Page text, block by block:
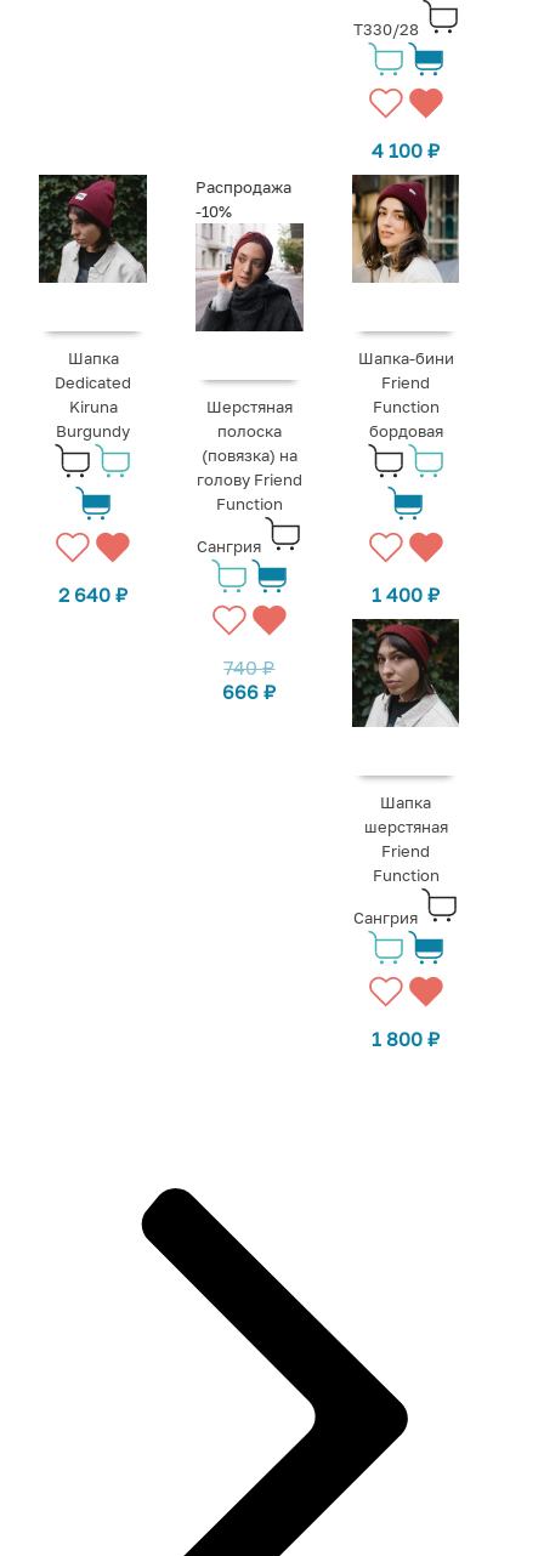
T330/28
4 100₽
Шапка
Dedicated
Kiruna
Burgundy
2 640₽
Распродажа
-10%
Шерстяная
полоска
(повязка) на
голову Friend
Function
Сангрия
740₽
666₽
Шапка-бини
Friend
Function
бордовая
1 400₽
Шапка
шерстяная
Friend
Function
Сангрия
1 800₽